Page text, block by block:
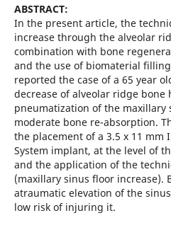
ABSTRACT:
In the present article, the
increase through the alveolar
combination with bone
and the use of biomaterial
reported the case of a 65 year
decrease of alveolar ridge bone
pneumatization of the maxillary
moderate bone re-absorption.
the placement of a 3.5 x 11 mm
System implant, at the level of
and the application of the
(maxillary sinus floor increase).
atraumatic elevation of the
low risk of injuring it.